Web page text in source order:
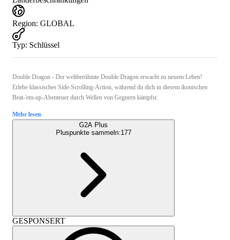
Region: GLOBAL
Typ: Schlüssel
Double Dragon - Der weltberühmte Double Dragon erwacht zu neuem Leben!
Erlebe klassisches Side-Scrolling-Action, während du dich in diesem ikonischen
Beat-'em-up-Abenteuer durch Wellen von Gegnern kämpfst.
Mehr lesen
G2A Plus
Pluspunkte sammeln:177
GESPONSERT